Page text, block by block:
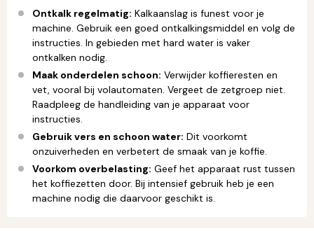
Ontkalk regelmatig: Kalkaanslag is funest voor je
machine. Gebruik een goed ontkalkingsmiddel en volg de
instructies. In gebieden met hard water is vaker
ontkalken nodig.
Maak onderdelen schoon: Verwijder koffieresten en
vet, vooral bij volautomaten. Vergeet de zetgroep niet.
Raadpleeg de handleiding van je apparaat voor
instructies.
Gebruik vers en schoon water: Dit voorkomt
onzuiverheden en verbetert de smaak van je koffie.
Voorkom overbelasting: Geef het apparaat rust tussen
het koffiezetten door. Bij intensief gebruik heb je een
machine nodig die daarvoor geschikt is.